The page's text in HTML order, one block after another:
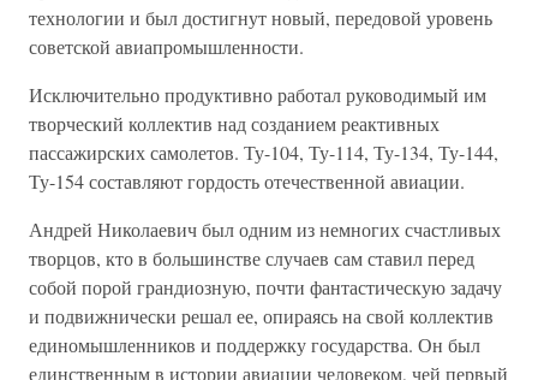
технологии и был достигнут новый, передовой уровень
советской авиапромышленности.
Исключительно продуктивно работал руководимый им
творческий коллектив над созданием реактивных
пассажирских самолетов. Ту-104, Ту-114, Ту-134, Ту-144,
Ту-154 составляют гордость отечественной авиации.
Андрей Николаевич был одним из немногих счастливых
творцов, кто в большинстве случаев сам ставил перед
собой порой грандиозную, почти фантастическую задачу
и подвижнически решал ее, опираясь на свой коллектив
единомышленников и поддержку государства. Он был
единственным в истории авиации человеком, чей первый